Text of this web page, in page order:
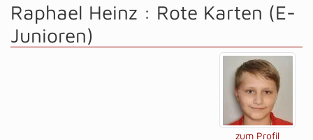
Raphael Heinz : Rote Karten (E-
Junioren)
zum Profil